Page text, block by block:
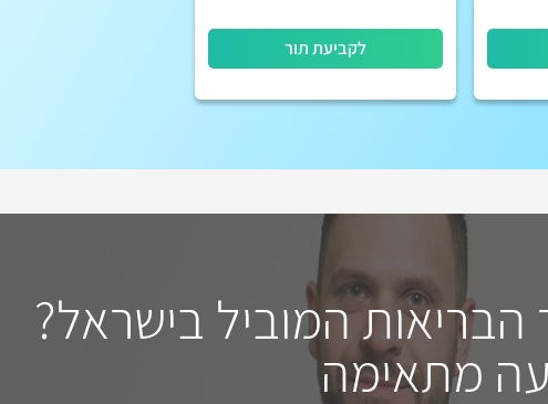
לקביעת תור
המוביל בישראל?
מתאימה